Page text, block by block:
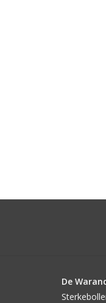
De